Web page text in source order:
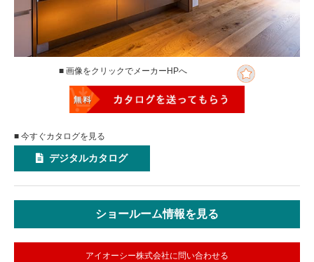
■ 画像をクリックでメーカーHPへ
■ 今すぐカタログを見る
デジタルカタログ
ショールーム情報を見る
アイオーシー株式会社に問い合わせる